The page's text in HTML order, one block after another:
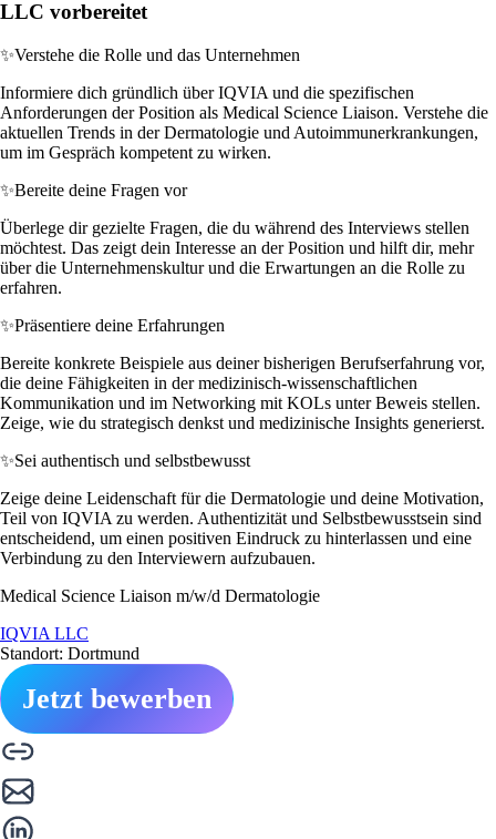
LLC vorbereitet
✨Verstehe die Rolle und das Unternehmen
Informiere dich gründlich über IQVIA und die spezifischen
Anforderungen der Position als Medical Science Liaison. Verstehe die
aktuellen Trends in der Dermatologie und Autoimmunerkrankungen,
um im Gespräch kompetent zu wirken.
✨Bereite deine Fragen vor
Überlege dir gezielte Fragen, die du während des Interviews stellen
möchtest. Das zeigt dein Interesse an der Position und hilft dir, mehr
über die Unternehmenskultur und die Erwartungen an die Rolle zu
erfahren.
✨Präsentiere deine Erfahrungen
Bereite konkrete Beispiele aus deiner bisherigen Berufserfahrung vor,
die deine Fähigkeiten in der medizinisch-wissenschaftlichen
Kommunikation und im Networking mit KOLs unter Beweis stellen.
Zeige, wie du strategisch denkst und medizinische Insights generierst.
✨Sei authentisch und selbstbewusst
Zeige deine Leidenschaft für die Dermatologie und deine Motivation,
Teil von IQVIA zu werden. Authentizität und Selbstbewusstsein sind
entscheidend, um einen positiven Eindruck zu hinterlassen und eine
Verbindung zu den Interviewern aufzubauen.
Medical Science Liaison m/w/d Dermatologie
IQVIA LLC
Standort: Dortmund
Jetzt bewerben